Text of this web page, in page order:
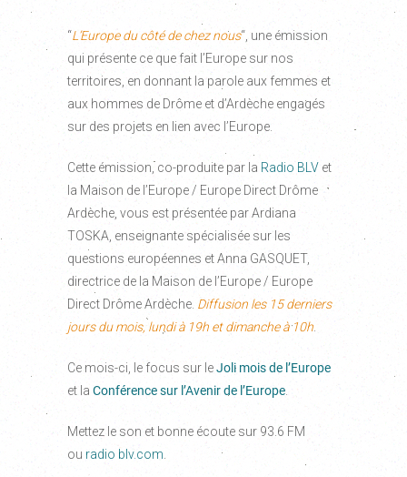
“L’Europe du côté de chez nous“, une émission
qui présente ce que fait l’Europe sur nos
territoires, en donnant la parole aux femmes et
aux hommes de Drôme et d’Ardèche engagés
sur des projets en lien avec l’Europe.
Cette émission, co-produite par la Radio BLV et
la Maison de l’Europe / Europe Direct Drôme
Ardèche, vous est présentée par Ardiana
TOSKA, enseignante spécialisée sur les
questions européennes et Anna GASQUET,
directrice de la Maison de l’Europe / Europe
Direct Drôme Ardèche. Diffusion les 15 derniers
jours du mois, lundi à 19h et dimanche à 10h.
Ce mois-ci, le focus sur leJoli mois de l’Europe
et la Conférence sur l’Avenir de l’Europe.
Mettez le son et bonne écoute sur 93.6 FM
ou radio blv.com.